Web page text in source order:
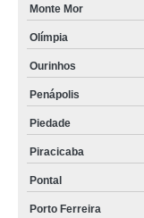
Monte Mor
Olímpia
Ourinhos
Penápolis
Piedade
Piracicaba
Pontal
Porto Ferreira